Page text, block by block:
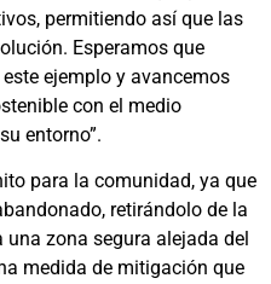
permitiendo así que las
Esperamos que
ejemplo y avancemos
con el medio
entorno”.
para la comunidad, ya que
retirándolo de la
zona segura alejada del
medida de mitigación que